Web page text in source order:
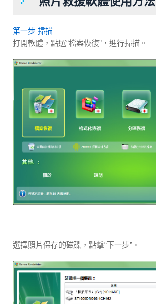
第一步 掃描
打開軟體，點選“檔案恢復”，進行掃描。
選擇照片保存的磁碟，點擊“下一步”。